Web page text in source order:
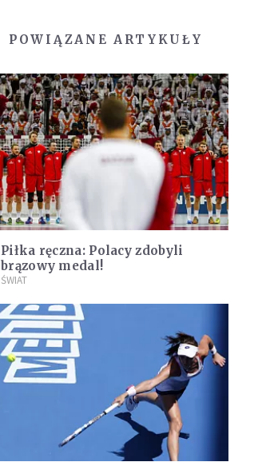
POWIĄZANE ARTYKUŁY
Piłka ręczna: Polacy zdobyli
brązowy medal!
ŚWIAT